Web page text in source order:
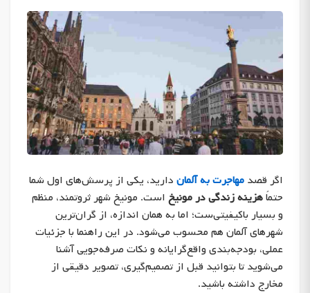
اگر قصد مهاجرت به آلمان دارید، یکی از پرسش‌های اول شما
حتماًهزینه زندگی در مونیخ است. مونیخ شهر ثروتمند، منظم
و بسیار باکیفیتی‌ست؛ اما به همان اندازه، از گران‌ترین
شهرهای آلمان هم محسوب می‌شود. در این راهنما با جزئیات
عملی، بودجه‌بندی واقع‌گرایانه و نکات صرفه‌جویی آشنا
می‌شوید تا بتوانید قبل از تصمیم‌گیری، تصویر دقیقی از
مخارج داشته باشید.